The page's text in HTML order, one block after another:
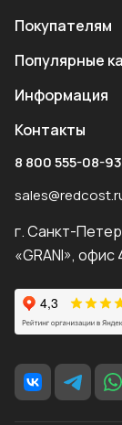
Покупателям
Популярные
Информация
Контакты
8 800 555-08-93
г. Санкт-
«GRANI», офис